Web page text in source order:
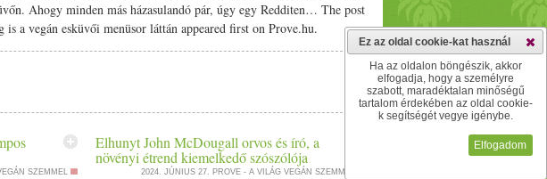
Ahogy minden más házasulandó pár, úgy egy Redditen… The post
is a vegán esküvői menüsor láttán appeared first on Prove.hu.
SZEMMEL
Elhunyt John McDougall orvos és író, a
növényi étrend kiemelkedő szószólója
2024. JÚNIUS 27. PROVE - A VILÁG VEGÁN SZEMMEL
Ez az oldal cookie-kat használ
Ha az oldalon böngészik, akkor
elfogadja, hogy a személyre
szabott, maradéktalan minőségű
tartalom érdekében az oldal cookie-
k segítségét vegye igénybe.
Elfogadom